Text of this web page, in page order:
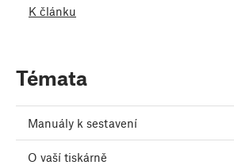
K článku
Témata
Manuály k sestavení
O vaší tiskárně